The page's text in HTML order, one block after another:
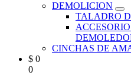
DEMOLICION
TALADRO
CINCHAS DE
$ 0
0